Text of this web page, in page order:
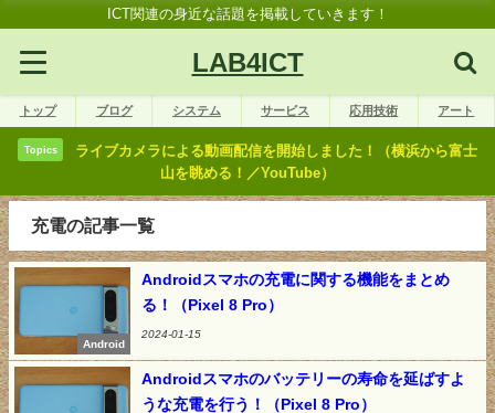
ICT関連の身近な話題を掲載していきます！
LAB4ICT
トップ ブログ システム サービス 応用技術 アート
Topics
ライブカメラによる動画配信を開始しました！（横浜から富士
山を眺める！／YouTube）
充電の記事一覧
Android
Androidスマホの充電に関する機能をまとめ
る！（Pixel 8 Pro）
2024-01-15
Androidスマホのバッテリーの寿命を延ばすよ
うな充電を行う！（Pixel 8 Pro）